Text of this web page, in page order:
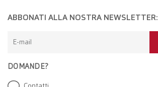
DOMANDE?
ABBONATI ALLA NOSTRA NEWSLETTER:
E-mail